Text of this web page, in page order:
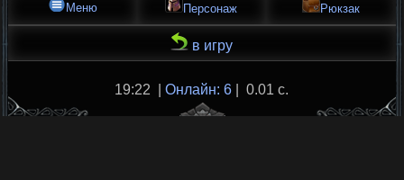
Меню Персонаж Рюкзак
в игру
19:22 |Онлайн: 6 | 0.01 с.